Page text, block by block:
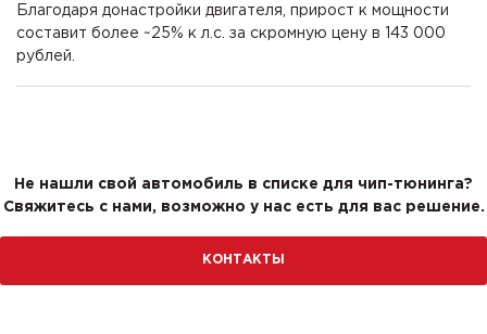
Благодаря донастройки двигателя, прирост к мощности
составит более ~25% к л.с. за скромную цену в 143 000
рублей.
Не нашли свой автомобиль в списке для чип-тюнинга?
Свяжитесь с нами, возможно у нас есть для вас решение.
КОНТАКТЫ